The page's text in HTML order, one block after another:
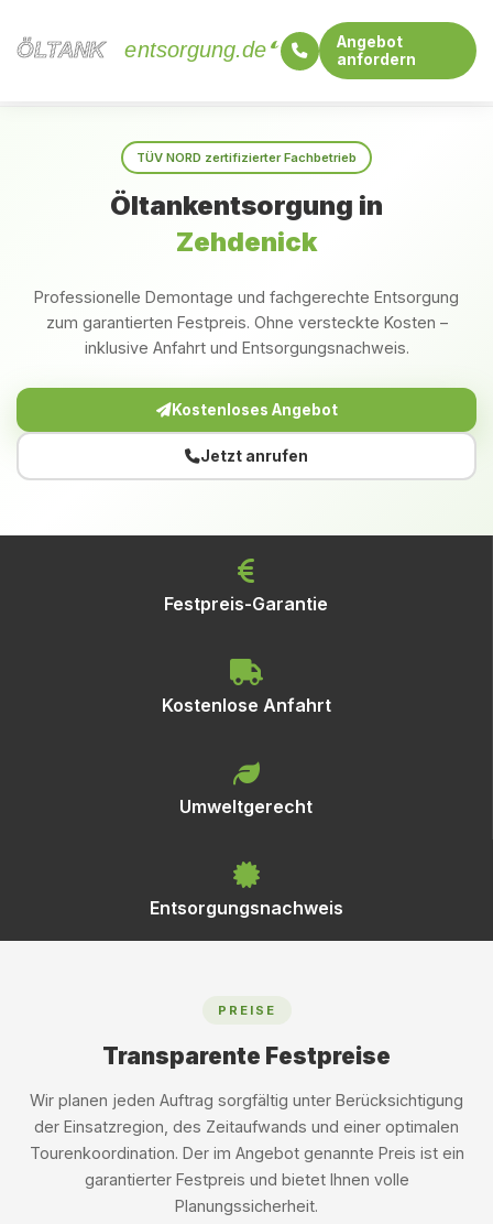
ÖLTANK
ÖLTANK entsorgung.de
Angebot
anfordern
TÜV NORD zertifizierter Fachbetrieb
Öltankentsorgung in
Zehdenick
Professionelle Demontage und fachgerechte Entsorgung
zum garantierten Festpreis. Ohne versteckte Kosten –
inklusive Anfahrt und Entsorgungsnachweis.
Kostenloses Angebot
Jetzt anrufen
Festpreis-Garantie
Kostenlose Anfahrt
Umweltgerecht
Entsorgungsnachweis
PREISE
Transparente Festpreise
Wir planen jeden Auftrag sorgfältig unter Berücksichtigung
der Einsatzregion, des Zeitaufwands und einer optimalen
Tourenkoordination. Der im Angebot genannte Preis ist ein
garantierter Festpreis und bietet Ihnen volle
Planungssicherheit.